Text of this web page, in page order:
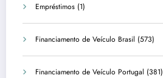
Empréstimos (1)
Financiamento de Veículo Brasil (573)
Financiamento de Veículo Portugal (381)